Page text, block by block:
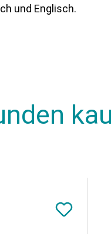
und Englisch.